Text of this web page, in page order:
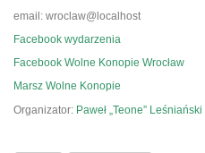
email: wroclaw@localhost
Facebook wydarzenia
Facebook Wolne Konopie Wrocław
Marsz Wolne Konopie
Organizator: Paweł „Teone” Leśniański